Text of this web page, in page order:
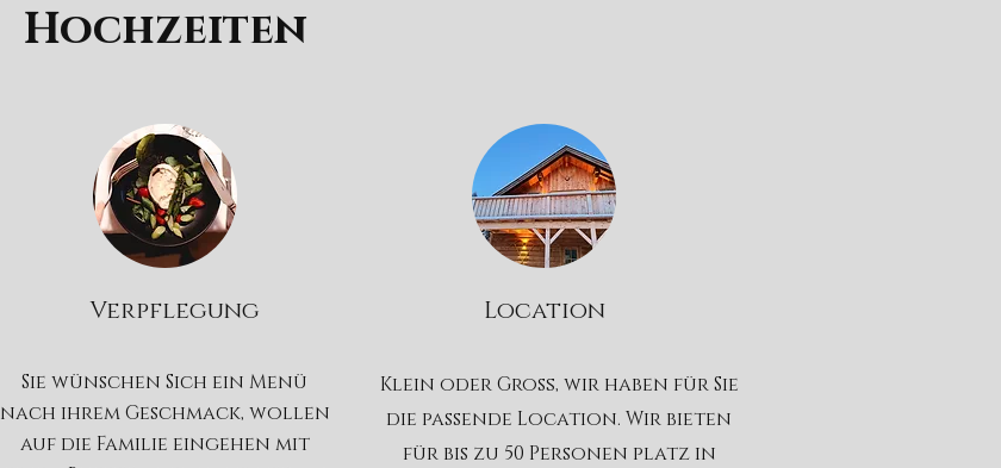
Hochzeiten
Verpflegung
Sie wünschen Sich ein Menü
nach ihrem Geschmack, wollen
auf die Familie eingehen mit
Location
Klein oder Groß, wir haben für Sie
die passende Location. Wir bieten
für bis zu 50 Personen platz in